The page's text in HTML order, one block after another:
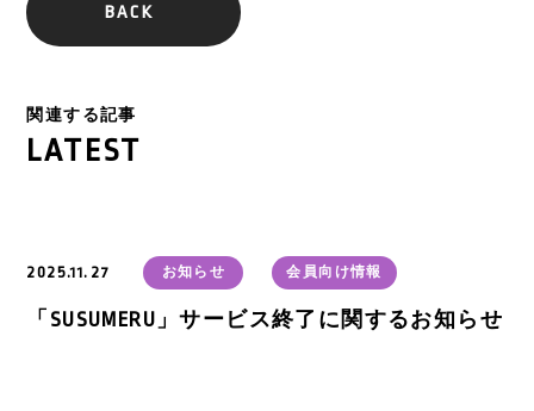
BACK
関連する記事
LATEST
2025.11.27 お知らせ 会員向け情報
「SUSUMERU」サービス終了に関するお知らせ